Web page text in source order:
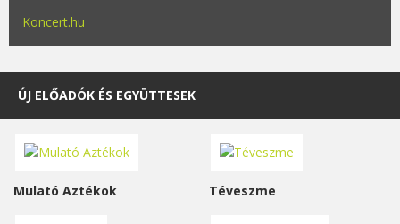
Koncert.hu
ÚJ ELŐADÓK ÉS EGYÜTTESEK
Mulató Aztékok Téveszme